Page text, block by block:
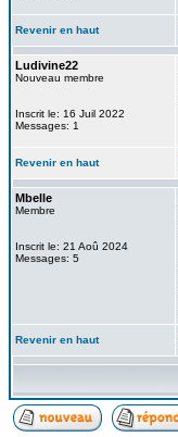
Revenir en haut
Ludivine22
Nouveau membre
Inscrit le: 16 Juil 2022
Messages: 1
Revenir en haut
Mbelle
Membre
Inscrit le: 21 Aoû 2024
Messages: 5
Revenir en haut